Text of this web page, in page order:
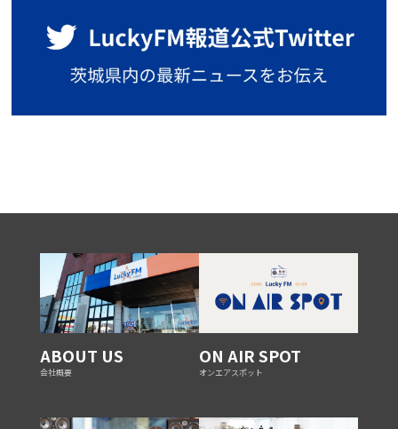
ABOUT US
会社概要
ON AIR SPOT
オンエアスポット